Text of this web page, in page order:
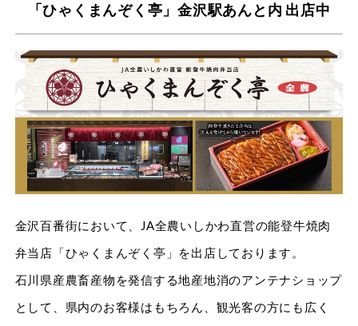
「ひゃくまんぞく亭」金沢駅あんと内 出店中
金沢百番街において、JA全農いしかわ直営の能登牛焼肉
弁当店「ひゃくまんぞく亭」を出店しております。
石川県産農畜産物を発信する地産地消のアンテナショップ
として、県内のお客様はもちろん、観光客の方にも広く